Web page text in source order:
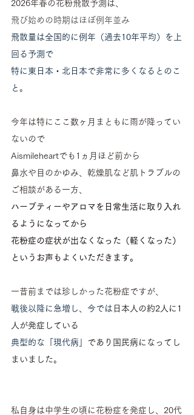
2026年春の花粉飛散予測は、
飛び始めの時期はほぼ例年並み
飛散量は全国的に例年（過去10年平均）を上
回る予測で
特に東日本・北日本で非常に多くなるとのこ
と。
今年は特にここ数ヶ月まともに雨が降ってい
ないので
Aismileheartでも1ヵ月ほど前から
鼻水や目のかゆみ、乾燥肌など肌トラブルの
ご相談がある一方、
ハーブティーやアロマを日常生活に取り入れ
るようになってから
花粉症の症状が出なくなった（軽くなった）
というお声もよくいただきます。
一昔前までは珍しかった花粉症ですが、
戦後以降に急増し、今では 日本人の約2人に1
人が発症している
典型的な「現代病」 であり国民病になってし
まいました。
私自身は中学生の頃に花粉症を発症し、20代